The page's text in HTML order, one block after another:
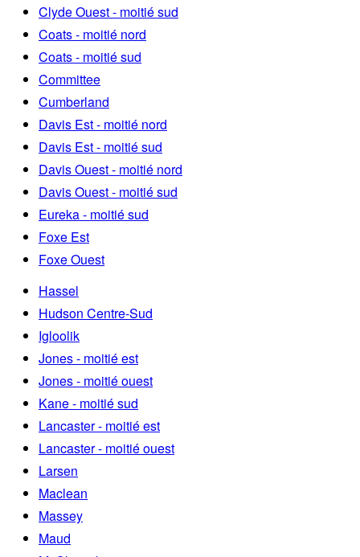
Clyde Ouest - moitié sud
Coats - moitié nord
Coats - moitié sud
Committee
Cumberland
Davis Est - moitié nord
Davis Est - moitié sud
Davis Ouest - moitié nord
Davis Ouest - moitié sud
Eureka - moitié sud
Foxe Est
Foxe Ouest
Hassel
Hudson Centre-Sud
Igloolik
Jones - moitié est
Jones - moitié ouest
Kane - moitié sud
Lancaster - moitié est
Lancaster - moitié ouest
Larsen
Maclean
Massey
Maud